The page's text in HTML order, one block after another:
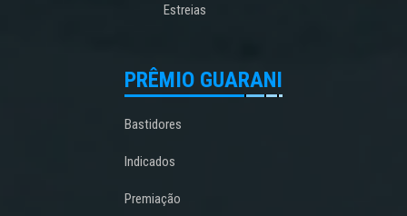
Estreias
PRÊMIO GUARANI
Bastidores
Indicados
Premiação